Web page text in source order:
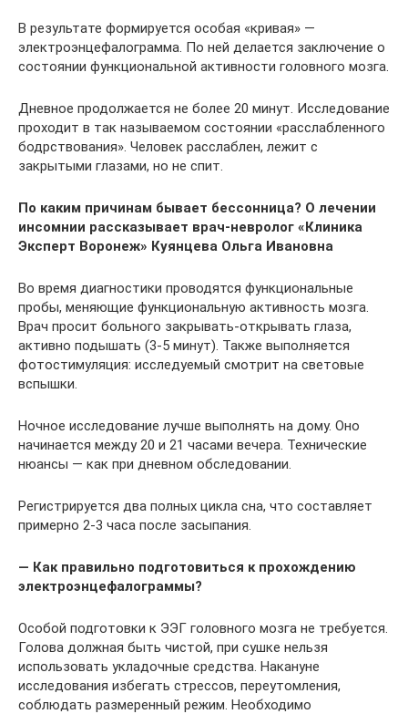
В результате формируется особая «кривая» —
электроэнцефалограмма. По ней делается заключение о
состоянии функциональной активности головного мозга.
Дневное продолжается не более 20 минут. Исследование
проходит в так называемом состоянии «расслабленного
бодрствования». Человек расслаблен, лежит с
закрытыми глазами, но не спит.
По каким причинам бывает бессонница? О лечении
инсомнии рассказывает врач-невролог «Клиника
Эксперт Воронеж» Куянцева Ольга Ивановна
Во время диагностики проводятся функциональные
пробы, меняющие функциональную активность мозга.
Врач просит больного закрывать-открывать глаза,
активно подышать (3-5 минут). Также выполняется
фотостимуляция: исследуемый смотрит на световые
вспышки.
Ночное исследование лучше выполнять на дому. Оно
начинается между 20 и 21 часами вечера. Технические
нюансы — как при дневном обследовании.
Регистрируется два полных цикла сна, что составляет
примерно 2-3 часа после засыпания.
— Как правильно подготовиться к прохождению
электроэнцефалограммы?
Особой подготовки к ЭЭГ головного мозга не требуется.
Голова должная быть чистой, при сушке нельзя
использовать укладочные средства. Накануне
исследования избегать стрессов, переутомления,
соблюдать размеренный режим. Необходимо